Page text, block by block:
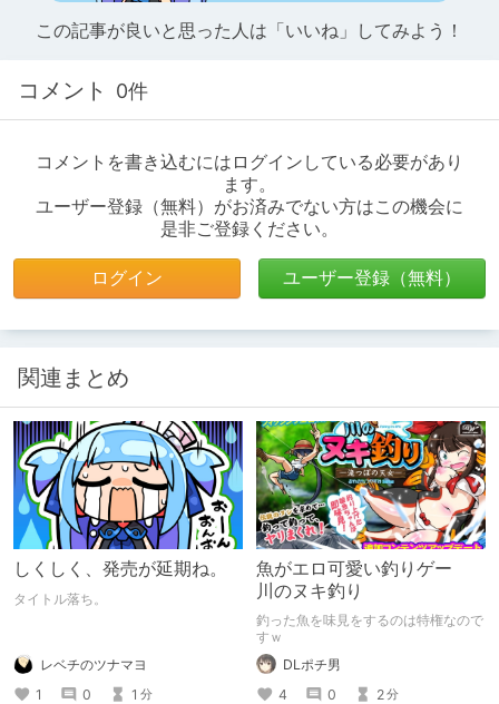
この記事が良いと思った人は「いいね」してみよう！
コメント 0件
コメントを書き込むにはログインしている必要があり
ます。
ユーザー登録（無料）がお済みでない方はこの機会に
是非ご登録ください。
ログイン ユーザー登録（無料）
関連まとめ
しくしく、発売が延期ね。
タイトル落ち。
レベチのツナマヨ
1
0 1 分
魚がエロ可愛い釣りゲー
川のヌキ釣り
釣った魚を味見をするのは特権なので
すｗ
DLポチ男
4
0 2分